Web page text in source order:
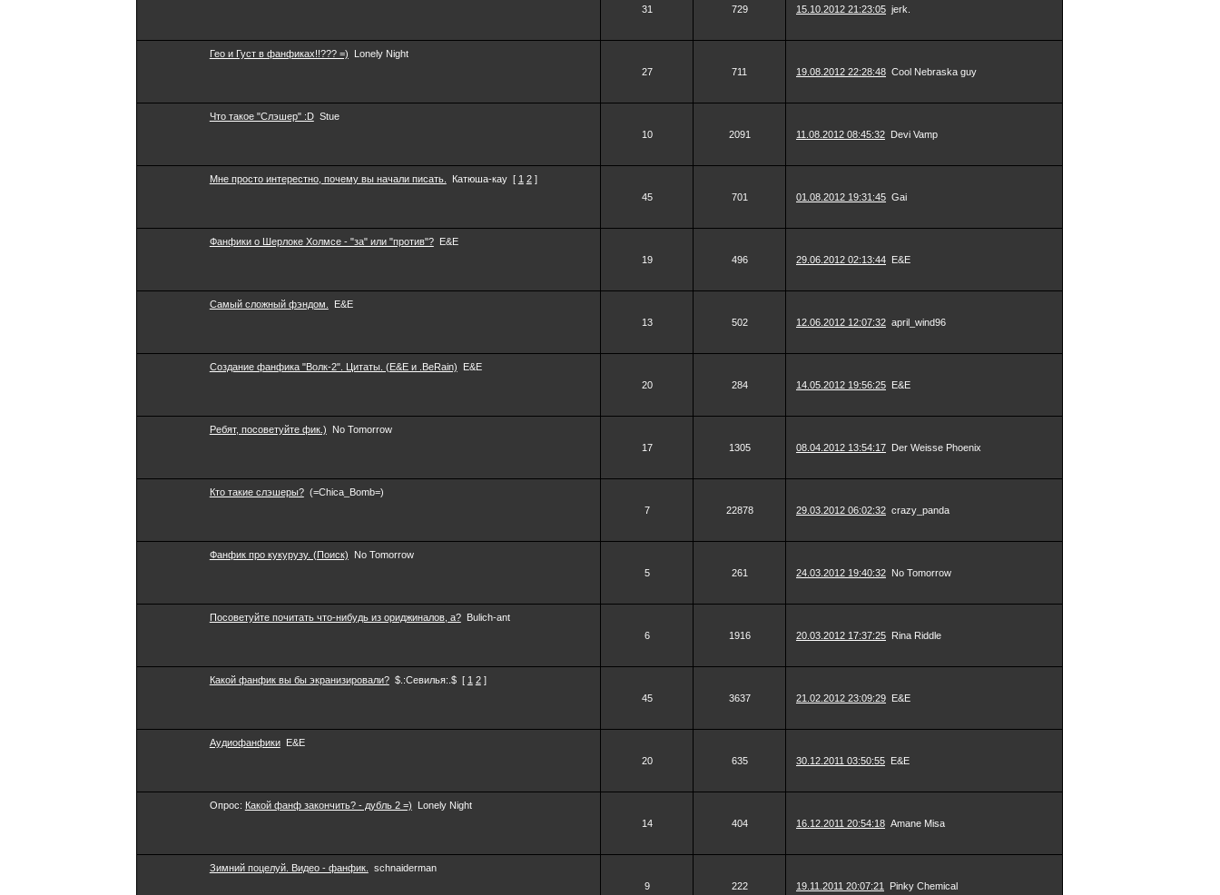
31
729 15.10.2012 21:23:05 jerk.
Гео и Густ в фанфиках!!??? =)
Lonely Night
27
711 19.08.2012 22:28:48 Cool Nebraska guy
Что такое "Слэшер" :D Stue
10
2091 11.08.2012 08:45:32 Devi Vamp
Мне просто интерестно, почему вы начали писать. Катюша-кау [ 1 2 ]
45
701 01.08.2012 19:31:45 Gai
Фанфики о Шерлоке Холмсе - "за" или "против"?
E&E
19
496 29.06.2012 02:13:44 E&E
Самый сложный фэндом.
E&E
13
502 12.06.2012 12:07:32 april_wind96
Создание фанфика "Волк-2". Цитаты. (E&E и .BeRain)
E&E
20
284 14.05.2012 19:56:25 E&E
Ребят, посоветуйте фик.)
No Tomorrow
17
1305 08.04.2012 13:54:17 Der Weisse Phoenix
Кто такие слэшеры? (=Chica_Bomb=)
7
22878 29.03.2012 06:02:32 crazy_panda
Фанфик про кукурузу. (Поиск)
No Tomorrow
5
261 24.03.2012 19:40:32 No Tomorrow
Посоветуйте почитать что-нибудь из ориджиналов, а?
Bulich-ant
6
1916 20.03.2012 17:37:25 Rina Riddle
Какой фанфик вы бы экранизировали? $.:Севилья:.$ [ 1 2 ]
45
3637 21.02.2012 23:09:29 E&E
Аудиофанфики
E&E
20
635 30.12.2011 03:50:55 E&E
Опрос: Какой фанф закончить? - дубль 2 =)
Lonely Night
14
404 16.12.2011 20:54:18 Amane Misa
Зимний поцелуй. Видео - фанфик.
schnaiderman
9
222 19.11.2011 20:07:21 Pinky Chemical